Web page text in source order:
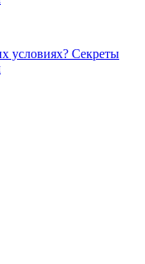
условиях? Секреты